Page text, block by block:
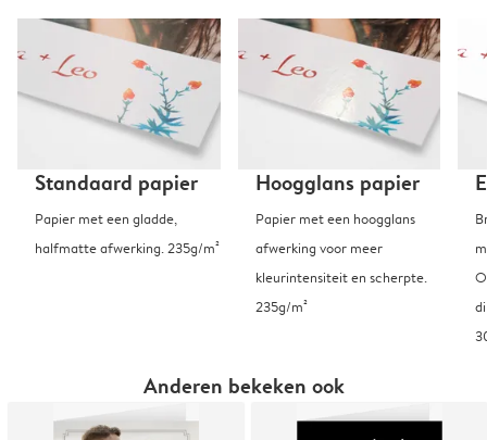
Standaard papier
Papier met een gladde,
halfmatte afwerking. 235g/m²
Hoogglans papier
Papier met een hoogglans
afwerking voor meer
kleurintensiteit en scherpte.
235g/m²
Anderen bekeken ook